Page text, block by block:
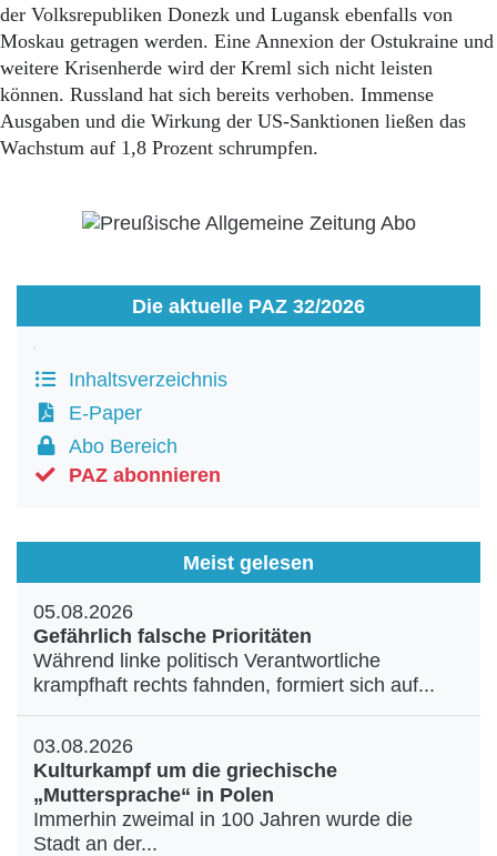
Kontakt
Impressum
Datenschutz
der Volksrepubliken Donezk und Lugansk ebenfalls von
Moskau getragen werden. Eine Annexion der Ostukraine und
weitere Krisenherde wird der Kreml sich nicht leisten
können. Russland hat sich bereits verhoben. Immense
Ausgaben und die Wirkung der US-Sanktionen ließen das
Wachstum auf 1,8 Prozent schrumpfen.
Die aktuelle PAZ 32/2026
Inhaltsverzeichnis
E-Paper
Abo Bereich
PAZ abonnieren
Meist gelesen
05.08.2026
Gefährlich falsche Prioritäten
Während linke politisch Verantwortliche
krampfhaft rechts fahnden, formiert sich auf...
03.08.2026
Kulturkampf um die griechische
„Muttersprache“ in Polen
Immerhin zweimal in 100 Jahren wurde die
Stadt an der...